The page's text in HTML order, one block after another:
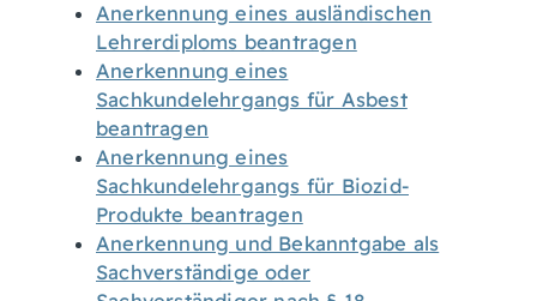
Anerkennung eines ausländischen
Lehrerdiploms beantragen
Anerkennung eines
Sachkundelehrgangs für Asbest
beantragen
Anerkennung eines
Sachkundelehrgangs für Biozid-
Produkte beantragen
Anerkennung und Bekanntgabe als
Sachverständige oder